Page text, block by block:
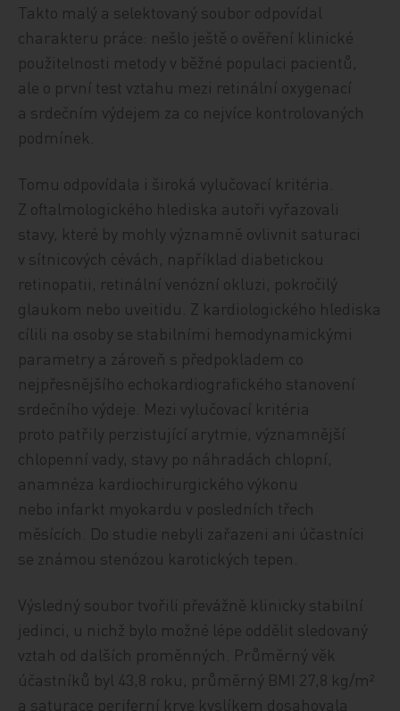
Takto malý a selektovaný soubor odpovídal
charakteru práce: nešlo ještě o ověření klinické
použitelnosti metody v běžné populaci pacientů,
ale o první test vztahu mezi retinální oxygenací
a srdečním výdejem za co nejvíce kontrolovaných
podmínek.
Tomu odpovídala i široká vylučovací kritéria.
Z oftalmologického hlediska autoři vyřazovali
stavy, které by mohly významně ovlivnit saturaci
v sítnicových cévách, například diabetickou
retinopatii, retinální venózní okluzi, pokročilý
glaukom nebo uveitidu. Z kardiologického hlediska
cílili na osoby se stabilními hemodynamickými
parametry a zároveň s předpokladem co
nejpřesnějšího echokardiografického stanovení
srdečního výdeje. Mezi vylučovací kritéria
proto patřily perzistující arytmie, významnější
chlopenní vady, stavy po náhradách chlopní,
anamnéza kardiochirurgického výkonu
nebo infarkt myokardu v posledních třech
měsících. Do studie nebyli zařazeni ani účastníci
se známou stenózou karotických tepen.
Výsledný soubor tvořili převážně klinicky stabilní
jedinci, u nichž bylo možné lépe oddělit sledovaný
vztah od dalších proměnných. Průměrný věk
účastníků byl 43,8 roku, průměrný BMI 27,8 kg/m²
a saturace periferní krve kyslíkem dosahovala